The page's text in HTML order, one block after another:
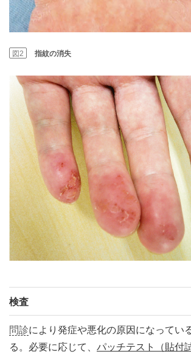
図2 指紋の消失
検査
問診により発症や悪化の原因になってい
る。必要に応じて、 パッチテスト（貼付